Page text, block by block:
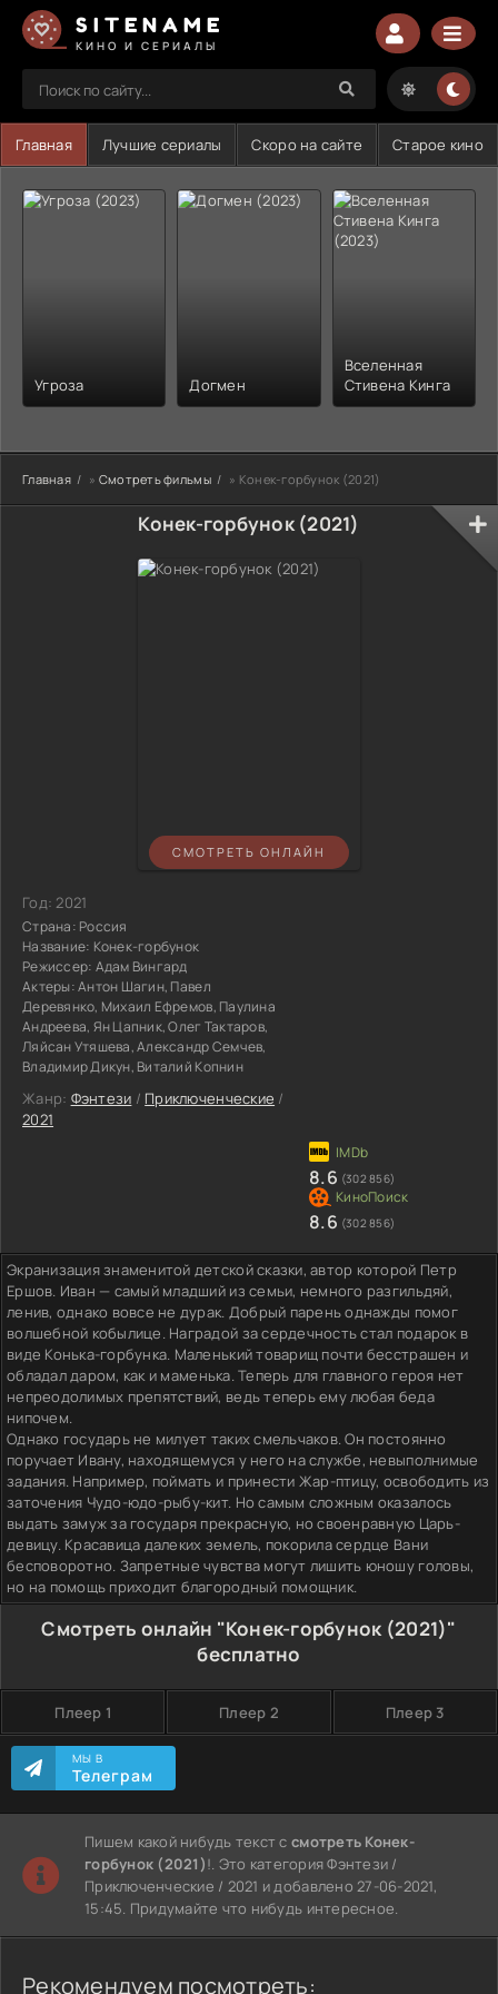
SITENAME
КИНО И СЕРИАЛЫ
Главная Лучшие сериалы Скоро на сайте Старое кино
Угроза Догмен
Вселенная
Стивена Кинга
Главная » Смотреть фильмы » Конек-горбунок (2021)
Конек-горбунок (2021)
СМОТРЕТЬ ОНЛАЙН
Год:2021
Страна: Россия
Название: Конек-горбунок
Режиссер: Адам Вингард
Актеры:Антон Шагин, Павел
Деревянко, Михаил Ефремов, Паулина
Андреева, Ян Цапник, Олег Тактаров,
Ляйсан Утяшева, Александр Семчев,
Владимир Дикун, Виталий Копнин
Жанр: Фэнтези / Приключенческие /
2021
8.6 (302 856)
8.6 (302 856)
Экранизация знаменитой детской сказки, автор которой Петр
Ершов. Иван — самый младший из семьи, немного разгильдяй,
ленив, однако вовсе не дурак. Добрый парень однажды помог
волшебной кобылице. Наградой за сердечность стал подарок в
виде Конька-горбунка. Маленький товарищ почти бесстрашен и
обладал даром, как и маменька. Теперь для главного героя нет
непреодолимых препятствий, ведь теперь ему любая беда
нипочем.
Однако государь не милует таких смельчаков. Он постоянно
поручает Ивану, находящемуся у него на службе, невыполнимые
задания. Например, поймать и принести Жар-птицу, освободить из
заточения Чудо-юдо-рыбу-кит. Но самым сложным оказалось
выдать замуж за государя прекрасную, но своенравную Царь-
девицу. Красавица далеких земель, покорила сердце Вани
бесповоротно. Запретные чувства могут лишить юношу головы,
но на помощь приходит благородный помощник.
Смотреть онлайн "Конек-горбунок (2021)"
бесплатно
Плеер 1 Плеер 2 Плеер 3
МЫ В
Телеграм
Пишем какой нибудь текст ссмотреть Конек-
горбунок (2021)!. Это категория Фэнтези /
Приключенческие / 2021 и добавлено 27-06-2021,
15:45. Придумайте что нибудь интересное.
Рекомендуем посмотреть: